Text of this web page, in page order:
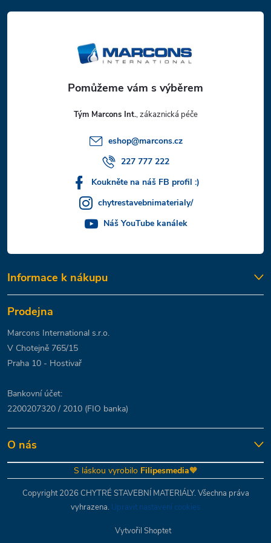
á
Tým Marcons Int.
eshop@marcons.cz
227 777 222
Koukněte na náš FB profil :)
chytrestavebnimaterialy/
Náš YouTube kanálek
Informace k nákupu
Prodejna
Marcons International s.r.o.
V Chotejně 765/15
Praha 10 - Hostivař
Bankovní účet:
2200207320 / 2010 (FIO banka)
O nás
S láskou vyrobilo Filipesmedia🧡
Vytvořil Shoptet
Copyright 2026 CHYTRÉ STAVEBNÍ MATERIÁLY. Všechna práva
vyhrazena. Upravit nastavení cookies